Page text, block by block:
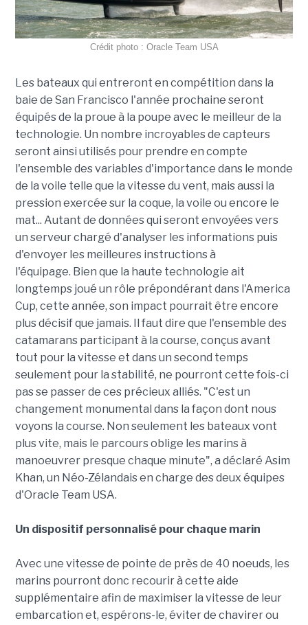
Crédit photo : Oracle Team USA
Les bateaux qui entreront en compétition dans la
baie de San Francisco l'année prochaine seront
équipés de la proue à la poupe avec le meilleur de la
technologie. Un nombre incroyables de capteurs
seront ainsi utilisés pour prendre en compte
l'ensemble des variables d'importance dans le monde
de la voile telle que la vitesse du vent, mais aussi la
pression exercée sur la coque, la voile ou encore le
mat... Autant de données qui seront envoyées vers
un serveur chargé d'analyser les informations puis
d'envoyer les meilleures instructions à
l'équipage. Bien que la haute technologie ait
longtemps joué un rôle prépondérant dans l'America
Cup, cette année, son impact pourrait être encore
plus décisif que jamais. Il faut dire que l'ensemble des
catamarans participant à la course, conçus avant
tout pour la vitesse et dans un second temps
seulement pour la stabilité, ne pourront cette fois-ci
pas se passer de ces précieux alliés. "C'est un
changement monumental dans la façon dont nous
voyons la course. Non seulement les bateaux vont
plus vite, mais le parcours oblige les marins à
manoeuvrer presque chaque minute", a déclaré Asim
Khan, un Néo-Zélandais en charge des deux équipes
d'Oracle Team USA.
Un dispositif personnalisé pour chaque marin
Avec une vitesse de pointe de près de 40 noeuds, les
marins pourront donc recourir à cette aide
supplémentaire afin de maximiser la vitesse de leur
embarcation et, espérons-le, éviter de chavirer ou